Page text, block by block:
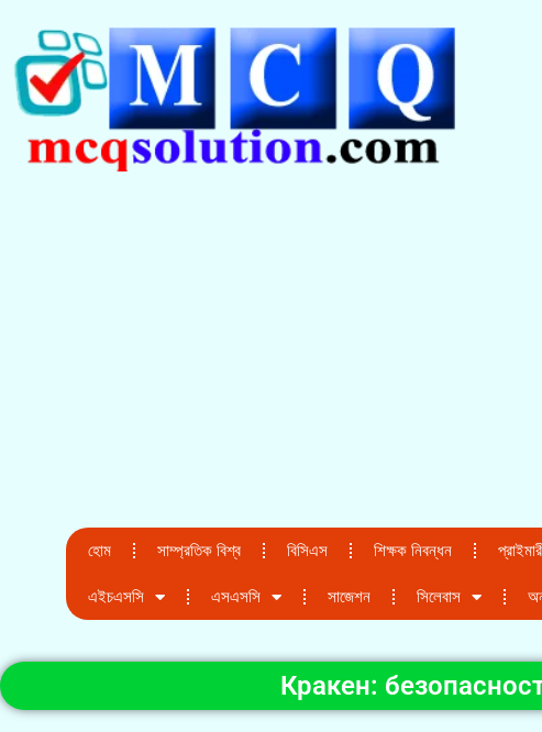
হোম সাম্প্রতিক বিশ্ব বিসিএস শিক্ষক নিবন্ধন
এইচএসসি এসএসসি সাজেশন সিলেবাস
Кракен: